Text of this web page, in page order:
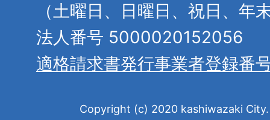
（土曜日、日曜日、祝日、年
法人番号 5000020152056
適格請求書発行事業者登録番
Copyright (c) 2020 kashiwazaki